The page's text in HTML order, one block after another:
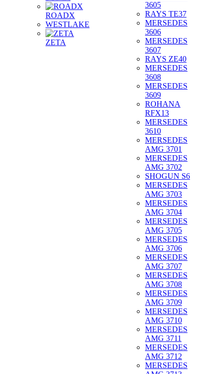
ROADX
WESTLAKE
ZETA
3605
RAYS TE37
MERSEDES
3606
MERSEDES
3607
RAYS ZE40
MERSEDES
3608
MERSEDES
3609
ROHANA
RFX13
MERSEDES
3610
MERSEDES
AMG 3701
MERSEDES
AMG 3702
SHOGUN S6
MERSEDES
AMG 3703
MERSEDES
AMG 3704
MERSEDES
AMG 3705
MERSEDES
AMG 3706
MERSEDES
AMG 3707
MERSEDES
AMG 3708
MERSEDES
AMG 3709
MERSEDES
AMG 3710
MERSEDES
AMG 3711
MERSEDES
AMG 3712
MERSEDES